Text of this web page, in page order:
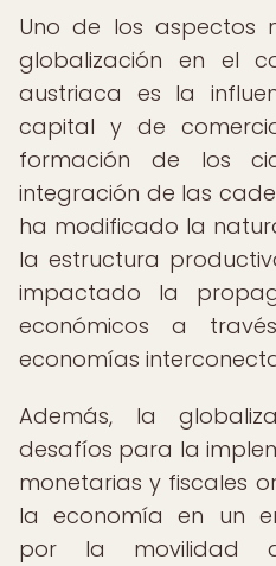
Uno de los aspectos
globalización en el
austriaca es la
capital y de
formación de los
integración de las
ha modificado la
la estructura
impactado la
económicos a
economías
Además, la
desafíos para la
monetarias y fiscales
la economía en un
por la movilidad